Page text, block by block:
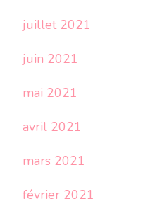
juillet 2021
juin 2021
mai 2021
avril 2021
mars 2021
février 2021